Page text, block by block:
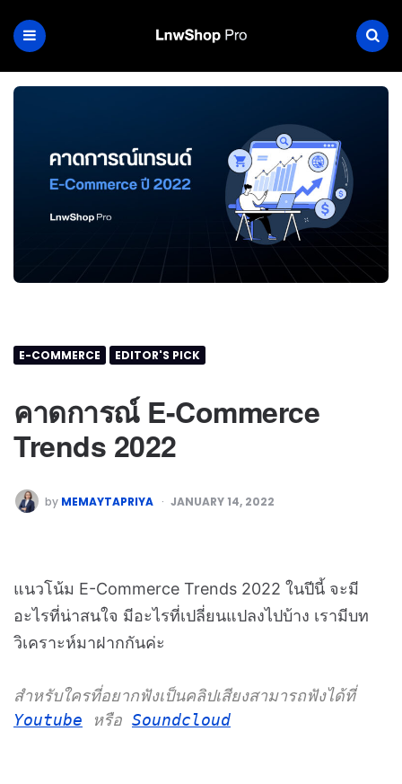
E-COMMERCE EDITOR'S PICK
คาดการณ์ E-Commerce
Trends 2022
by MEMAYTAPRIYA JANUARY 14, 2022
แนวโน้ม E-Commerce Trends 2022 ในปีนี้ จะมี
อะไรที่น่าสนใจ มีอะไรที่เปลี่ยนแปลงไปบ้าง เรามีบท
วิเคราะห์มาฝากกันค่ะ
สำหรับใครที่อยากฟังเป็นคลิปเสียงสามารถฟังได้ที่
Youtube หรือ Soundcloud